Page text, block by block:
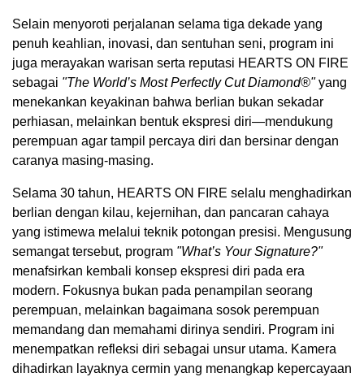
Selain menyoroti perjalanan selama tiga dekade yang
penuh keahlian, inovasi, dan sentuhan seni, program ini
juga merayakan warisan serta reputasi HEARTS ON FIRE
sebagai "The World’s Most Perfectly Cut Diamond®" yang
menekankan keyakinan bahwa berlian bukan sekadar
perhiasan, melainkan bentuk ekspresi diri—mendukung
perempuan agar tampil percaya diri dan bersinar dengan
caranya masing-masing.
Selama 30 tahun, HEARTS ON FIRE selalu menghadirkan
berlian dengan kilau, kejernihan, dan pancaran cahaya
yang istimewa melalui teknik potongan presisi. Mengusung
semangat tersebut, program "What’s Your Signature?"
menafsirkan kembali konsep ekspresi diri pada era
modern. Fokusnya bukan pada penampilan seorang
perempuan, melainkan bagaimana sosok perempuan
memandang dan memahami dirinya sendiri. Program ini
menempatkan refleksi diri sebagai unsur utama. Kamera
dihadirkan layaknya cermin yang menangkap kepercayaan